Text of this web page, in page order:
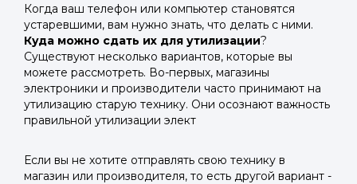
Когда ваш телефон или компьютер становятся
устаревшими, вам нужно знать, что делать с ними.
Куда можно сдать их для утилизации?
Существуют несколько вариантов, которые вы
можете рассмотреть. Во-первых, магазины
электроники и производители часто принимают на
утилизацию старую технику. Они осознают важность
правильной утилизации элект
Если вы не хотите отправлять свою технику в
магазин или производителя, то есть другой вариант -